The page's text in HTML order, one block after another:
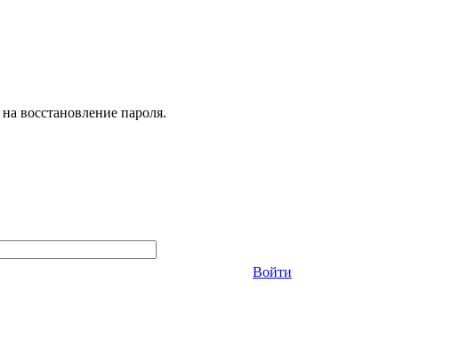
восстановление пароля.
Войти